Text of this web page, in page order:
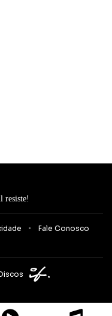
resiste!
Fale Conosco